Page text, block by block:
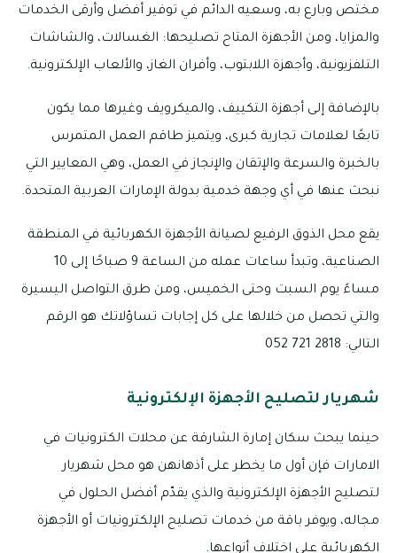
مختص وبارع به، وسعيه الدائم في توفير أفضل وأرقى الخدمات
والمزايا، ومن الأجهزة المتاح تصليحها: الغسالات، والشاشات
التلفزيونية، وأجهزة اللابتوب، وأفران الغاز، والألعاب الإلكترونية.
بالإضافة إلى أجهزة التكييف، والميكرويف وغيرها مما يكون
تابعًا لعلامات تجارية كبرى، ويتميز طاقم العمل المتمرس
بالخبرة والسرعة والإتقان والإنجاز في العمل، وهي المعايير التي
نبحث عنها في أي وجهة خدمية بدولة الإمارات العربية المتحدة.
يقع محل الذوق الرفيع لصيانة الأجهزة الكهربائية في المنطقة
الصناعية، وتبدأ ساعات عمله من الساعة 9 صباحًا إلى 10
مساءً يوم السبت وحتى الخميس، ومن طرق التواصل اليسيرة
والتي تحصل من خلالها على كل إجابات تساؤلاتك هو الرقم
التالي: 2818 721 052
شهريار لتصليح الأجهزة الإلكترونية
حينما يبحث سكان إمارة الشارقة عن محلات الكترونيات في
الامارات فإن أول ما يخطر على أذهانهن هو محل شهريار
لتصليح الأجهزة الإلكترونية والذي يقدّم أفضل الحلول في
مجاله، ويوفر باقة من خدمات تصليح الإلكترونيات أو الأجهزة
الكهربائية على اختلاف أنواعها.